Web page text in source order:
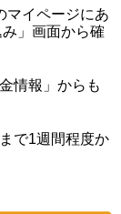
マイページにあ
」画面から確
情報」からも
で1週間程度か